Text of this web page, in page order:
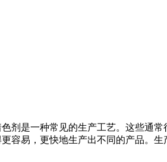
剂是一种常见的生产工艺。这些通常
容易，更快地生产出不同的产品。生